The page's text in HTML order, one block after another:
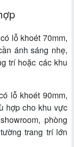
lỗ khoét 70mm,
ánh sáng nhẹ,
trí hoặc các khu
lỗ khoét 90mm,
hợp cho khu vực
phòng
trang trí lớn